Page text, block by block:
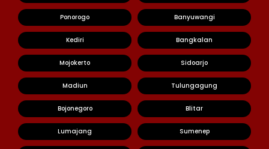
Ponorogo Banyuwangi
Kediri Bangkalan
Mojokerto Sidoarjo
Madiun Tulungagung
Bojonegoro Blitar
Lumajang Sumenep